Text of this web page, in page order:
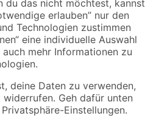
Die dargestellten Angebote sind unter
Die angegebenen Verfügbarkeiten beziehen